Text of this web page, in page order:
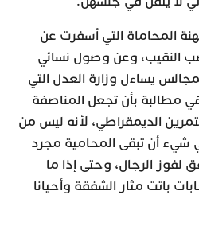
المحاماة التي أسفرت عن
النقيب، وعن وصول نسائي
يساءل وزارة العدل التي
مطالبة بأن تجعل المناصفة
الديمقراطي، لأنه ليس من
شيء أن تبقى المحامية مجرد
لفوز الرجال، وحتى إذا ما
باتت مثار الشفقة وأحيانا